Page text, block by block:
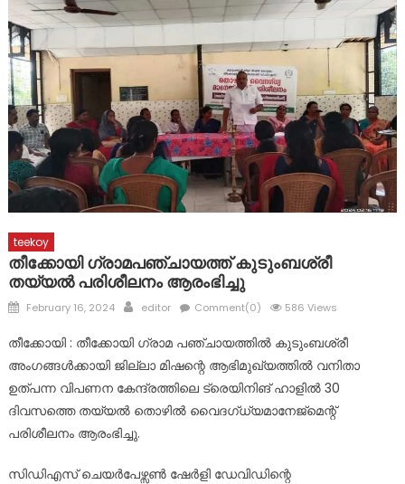
വിവിധ അപകടങ്ങളിൽ 2 പേർക്ക് പരുക്ക്
teekoy
തീക്കോയി ഗ്രാമപഞ്ചായത്ത് കുടുംബശ്രീ
തയ്യൽ പരിശീലനം ആരംഭിച്ചു
Posted
February 16, 2024 Author
editor Comment(0) 586 Views
തീക്കോയി : തീക്കോയി ഗ്രാമ പഞ്ചായത്തിൽ കുടുംബശ്രീ
അംഗങ്ങൾക്കായി ജില്ലാ മിഷന്റെ ആഭിമുഖ്യത്തിൽ വനിതാ
ഉത്പന്ന വിപണന കേന്ദ്രത്തിലെ ട്രെയിനിങ് ഹാളിൽ 30
ദിവസത്തെ തയ്യൽ തൊഴിൽ വൈദഗ്ധ്യമാനേജ്മെന്റ്
പരിശീലനം ആരംഭിച്ചു.
സിഡിഎസ് ചെയർപേഴ്സൺ ഷേർളി ഡേവിഡിന്റെ